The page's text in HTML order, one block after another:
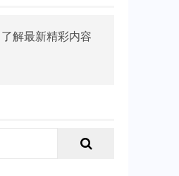
解最新精彩内容